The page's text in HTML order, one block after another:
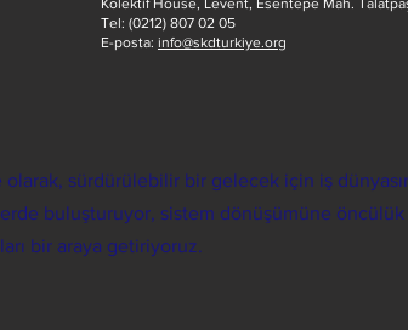
Kolektif House, Levent, Esentepe Mah.
Tel: (0212) 807 02 05
E-posta: info@skdturkiye.org
olarak, sürdürülebilir bir gelecek için iş
buluşturuyor, sistem dönüşümüne öncülük
bir araya getiriyoruz.